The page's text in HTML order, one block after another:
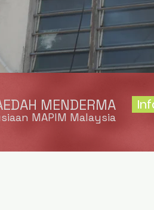
MENDERMA
MAPIM Malaysia